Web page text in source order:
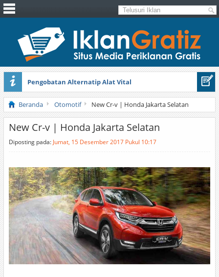
Pengobatan Alternatip Alat Vital
Pita Cantik Pesona
Beranda Otomotif New Cr-v | Honda Jakarta Selatan
New Cr-v | Honda Jakarta Selatan
Diposting pada: Jumat, 15 Desember 2017 Pukul 10:17